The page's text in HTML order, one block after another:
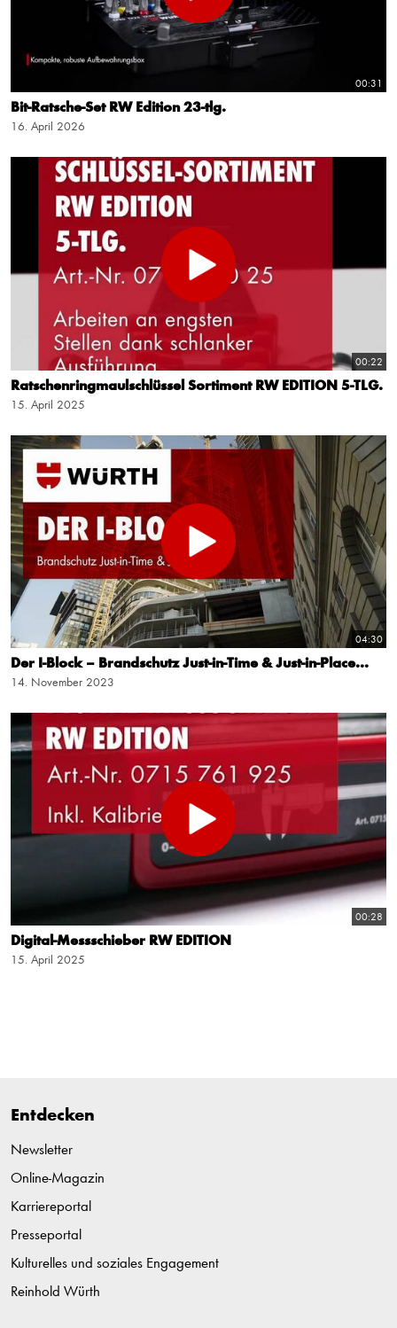
00:31
Bit-Ratsche-Set RW Edition 23-tlg.
16. April 2026
00:22
Ratschenringmaulschlüssel Sortiment RW EDITION 5-TLG.
15. April 2025
04:30
Der I-Block – Brandschutz Just-in-Time & Just-in-Place...
14. November 2023
00:28
Digital-Messschieber RW EDITION
15. April 2025
Entdecken
Newsletter
Online-Magazin
Karriereportal
Presseportal
Kulturelles und soziales Engagement
Reinhold Würth